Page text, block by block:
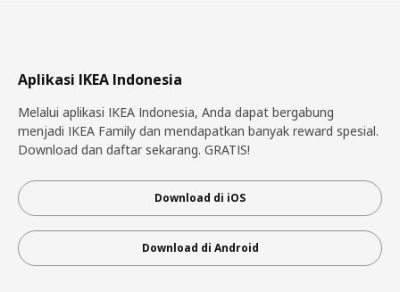
Aplikasi IKEA Indonesia
Melalui aplikasi IKEA Indonesia, Anda dapat bergabung
menjadi IKEA Family dan mendapatkan banyak reward spesial.
Download dan daftar sekarang. GRATIS!
Download di iOS
Download di Android